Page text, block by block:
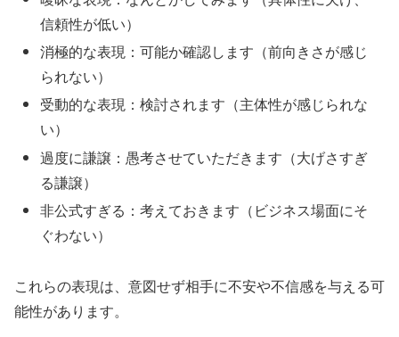
信頼性が低い）
消極的な表現：可能か確認します（前向きさが感じ
られない）
受動的な表現：検討されます（主体性が感じられな
い）
過度に謙譲：愚考させていただきます（大げさすぎ
る謙譲）
非公式すぎる：考えておきます（ビジネス場面にそ
ぐわない）
これらの表現は、意図せず相手に不安や不信感を与える可
能性があります。